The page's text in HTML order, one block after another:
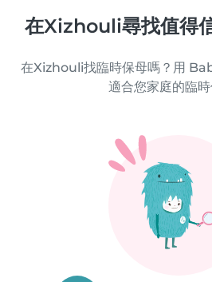
在Xizhouli尋找值得
在Xizhouli找臨時保母嗎？用
適合您家庭的臨時